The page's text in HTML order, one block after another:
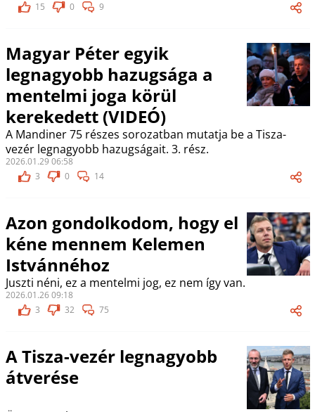
15
0 9
Magyar Péter egyik
legnagyobb hazugsága a
mentelmi joga körül
kerekedett (VIDEÓ)
A Mandiner 75 részes sorozatban mutatja be a Tisza-
vezér legnagyobb hazugságait. 3. rész.
2026.01.29 06:58
3
0 14
Azon gondolkodom, hogy el
kéne mennem Kelemen
Istvánnéhoz
Juszti néni, ez a mentelmi jog, ez nem így van.
2026.01.26 09:18
3
32 75
A Tisza-vezér legnagyobb
átverése